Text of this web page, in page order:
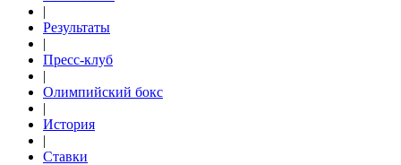
|
Результаты
|
Пресс-клуб
|
Олимпийский бокс
|
История
|
Ставки